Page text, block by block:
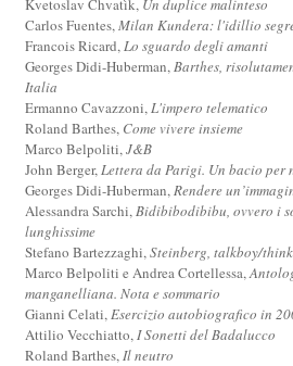
Kvetoslav Chvatìk, Un duplice malinteso
Carlos Fuentes,Milan Kundera: l'idillio
Francois Ricard,Lo sguardo degli amanti
Georges Didi-Huberman,Barthes,
Italia
Ermanno Cavazzoni,L'impero telematico
Roland Barthes, Come vivere insieme
Marco Belpoliti,J&B
John Berger,Lettera da Parigi. Un bacio per
Georges Didi-Huberman,Rendere
Alessandra Sarchi,Bidibibodibibu, ovvero i
lunghissime
Stefano Bartezzaghi,Steinberg, talkboy/
Marco Belpoliti e Andrea Cortellessa,
manganelliana. Nota e sommario
Gianni Celati,Esercizio autobiografico in
Attilio Vecchiatto,I Sonetti del Badalucco
Roland Barthes,Il neutro